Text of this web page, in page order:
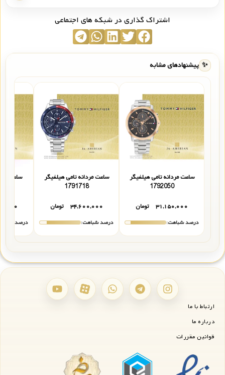
اشتراک گذاری در شبکه های اجتماعی
✨ پیشنهادهای مشابه
ساعت مردانه تامی هیلفیگر
1792050
۳۱,۱۵۰,۰۰۰
تومان
درصد شباهت:
ساعت مردانه تامی هیلفیگر
1791718
۳۴,۶۰۰,۰۰۰
تومان
درصد شباهت:
ساعت
درصد
ارتباط با ما
درباره ما
قوانین مقررات